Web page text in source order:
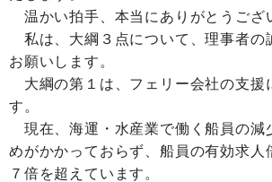
温かい拍手、本当にありがとうござ
私は、大綱３点について、理事者の
お願いします。
大綱の第１は、フェリー会社の支援
す。
現在、海運・水産業で働く船員の減
めがかかっておらず、船員の有効求人
７倍を超えています。